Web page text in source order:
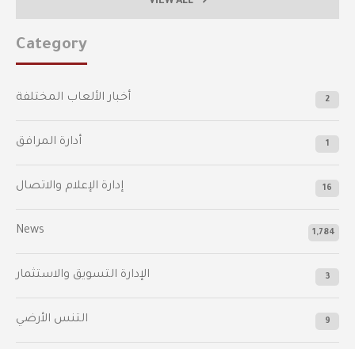
Category
أخبار الألعاب المختلفة 2
أدارة المرافق 1
إدارة الإعلام والاتصال 16
News 1,784
الإدارة التسويق والاستثمار 3
التنس الأرضي 9